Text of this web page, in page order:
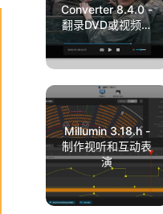
Converter 8.4.0 -
翻录DVD或视频格
式转换
Millumin 3.18.h -
制作视听和互动表
演